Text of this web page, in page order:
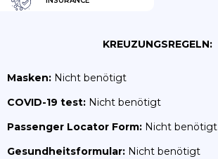
KREUZUNGSREGELN:
Masken: Nicht benötigt
COVID-19 test: Nicht benötigt
Passenger Locator Form: Nicht benötigt
Gesundheitsformular: Nicht benötigt